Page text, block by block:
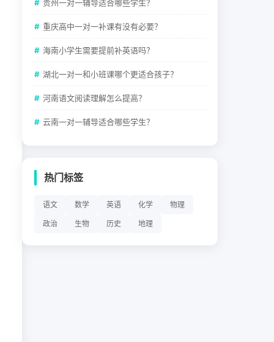
贵州一对一辅导适合哪些学生？
重庆高中一对一补课有没有必要？
海南小学生需要提前补英语吗？
湖北一对一和小班课哪个更适合孩子？
河南语文阅读理解怎么提高？
云南一对一辅导适合哪些学生？
热门标签
语文 数学 英语 化学 物理
政治 生物 历史 地理